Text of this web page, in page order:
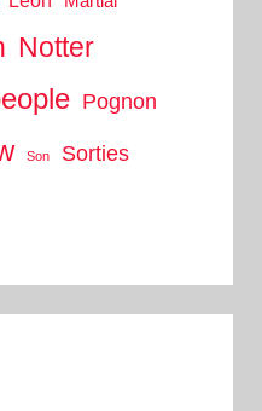
Notter
Pognon
Son Sorties